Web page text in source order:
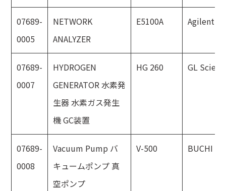
07689-
0005
NETWORK
ANALYZER
E5100A Agilent
07689-
0007
HYDROGEN
GENERATOR 水素発
生器 水素ガス発生
機 GC装置
HG 260 GL
07689-
0008
Vacuum Pump バ
キュームポンプ 真
空ポンプ
V-500 BUCHI